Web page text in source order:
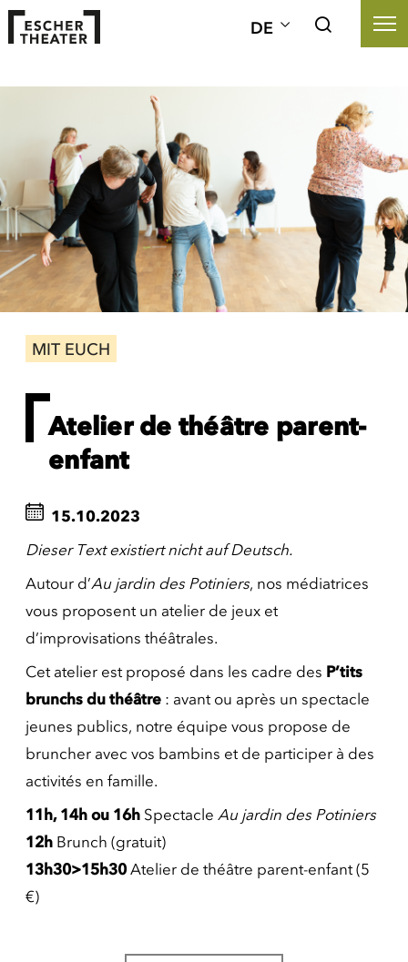
DE
MIT EUCH
Atelier de théâtre parent-
enfant
15.10.2023
Dieser Text existiert nicht auf Deutsch.
Autour d’Au jardin des Potiniers, nos médiatrices
vous proposent un atelier de jeux et
d’improvisations théâtrales.
Cet atelier est proposé dans les cadre des P’tits
brunchs du théâtre : avant ou après un spectacle
jeunes publics, notre équipe vous propose de
bruncher avec vos bambins et de participer à des
activités en famille.
11h, 14h ou 16h Spectacle Au jardin des Potiniers
12h Brunch (gratuit)
13h30>15h30Atelier de théâtre parent-enfant (5
€)